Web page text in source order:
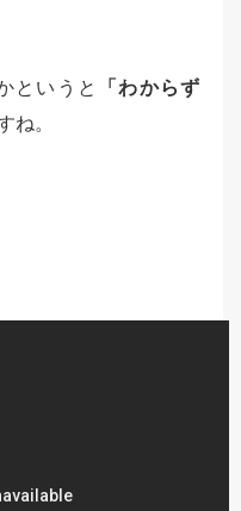
というと
「わからず
ね。